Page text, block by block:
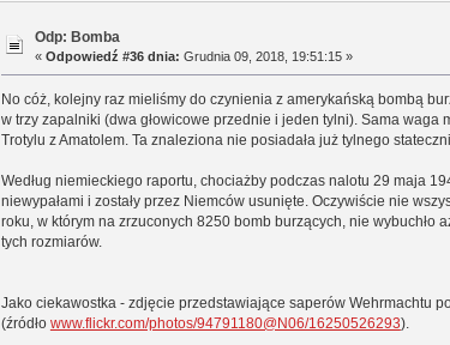
Odp: Bomba
«Odpowiedź #36 dnia: Grudnia 09, 2018, 19:51:15 »
No cóż, kolejny raz mieliśmy do czynienia z amerykańską bombą
w trzy zapalniki (dwa głowicowe przednie i jeden tylni). Sama waga
Trotylu z Amatolem. Ta znaleziona nie posiadała już tylnego
Według niemieckiego raportu, chociażby podczas nalotu 29 maja
niewypałami i zostały przez Niemców usunięte. Oczywiście nie
roku, w którym na zrzuconych 8250 bomb burzących, nie
tych rozmiarów.
Jako ciekawostka - zdjęcie przedstawiające saperów Wehrmachtu
(źródło www.flickr.com/photos/94791180@N06/16250526293).